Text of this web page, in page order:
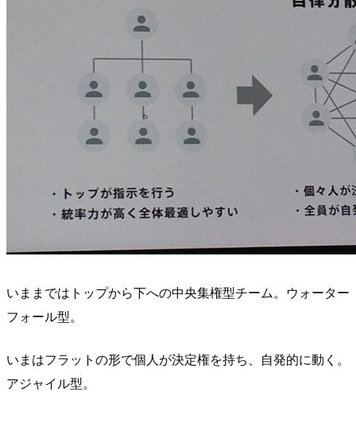
いままではトップから下への中央集権型チーム。ウォーター
フォール型。
いまはフラットの形で個人が決定権を持ち、自発的に動く。
アジャイル型。